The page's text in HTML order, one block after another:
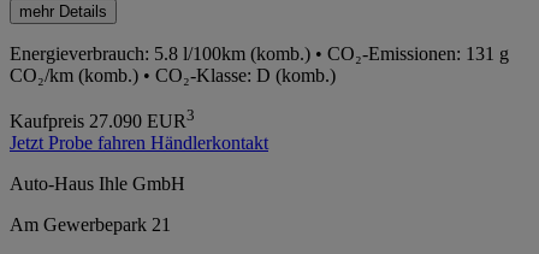
mehr Details
Energieverbrauch: 5.8 l/100km (komb.) • CO₂-Emissionen: 131 g
CO₂/km (komb.) • CO₂-Klasse: D (komb.)
Kaufpreis 27.090 EUR3
Jetzt Probe fahren Händlerkontakt
Auto-Haus Ihle GmbH
Am Gewerbepark 21